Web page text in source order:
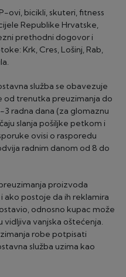
ovi, bicikli, skuteri, fitness
Republike Hrvatske,
prethodni dogovor i
Krk, Cres, Lošinj, Rab,
služba se obavezuje
od trenutka preuzimanja do
radna dana (za glomaznu
slanja pošiljke petkom i
ovisi o rasporedu
radnim danom od 8 do
proizvoda
ako postoje da ih reklamira
odnosno kupac može
vanjska oštećenja.
robe potpisati
služba uzima kao